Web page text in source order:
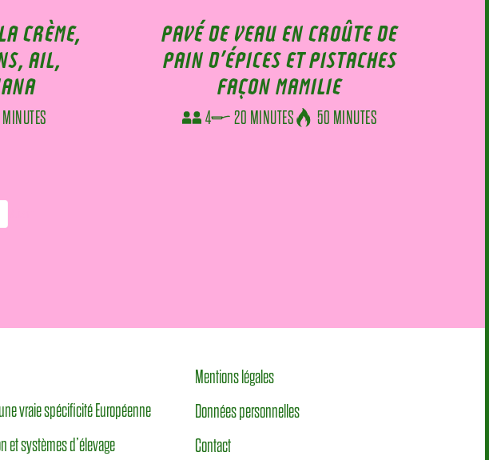
CRÈME,
AIL,
MINUTES
PAVÉ DE VEAU EN CROÛTE DE
PAIN D’ÉPICES ET PISTACHES
FAÇON MAMILIE
4 20 MINUTES 50 MINUTES
vraie spécificité Européenne
et systèmes d’élevage
Mentions légales
Données personnelles
Contact